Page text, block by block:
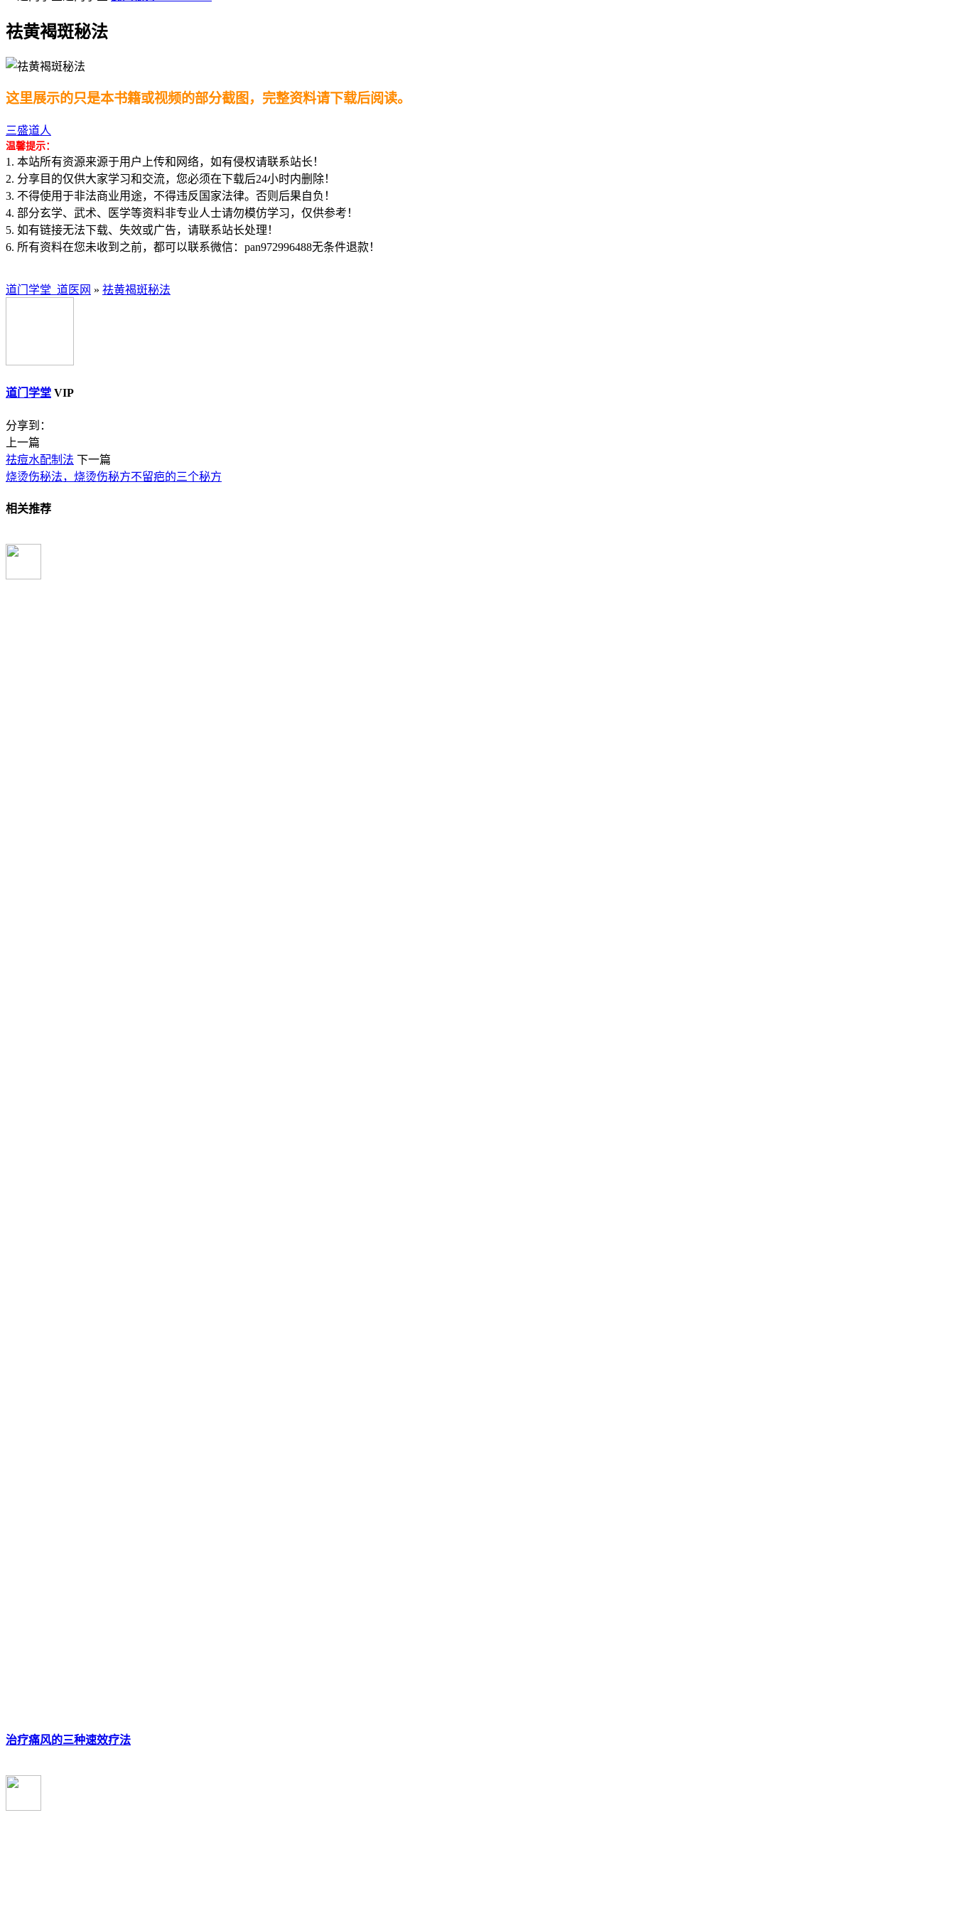
祛黄褐斑秘法
这里展示的只是本书籍或视频的部分截图，完整资料请下载后阅读。
三盛道人
温馨提示：
1. 本站所有资源来源于用户上传和网络，如有侵权请联系站长！
2. 分享目的仅供大家学习和交流，您必须在下载后24小时内删除！
3. 不得使用于非法商业用途，不得违反国家法律。否则后果自负！
4. 部分玄学、武术、医学等资料非专业人士请勿模仿学习，仅供参考！
5. 如有链接无法下载、失效或广告，请联系站长处理！
6. 所有资料在您未收到之前，都可以联系微信：pan972996488无条件退款！
道门学堂_道医网 » 祛黄褐斑秘法
道门学堂 VIP
分享到：
上一篇
祛痘水配制法 下一篇
烧烫伤秘法，烧烫伤秘方不留疤的三个秘方
相关推荐
治疗痛风的三种速效疗法